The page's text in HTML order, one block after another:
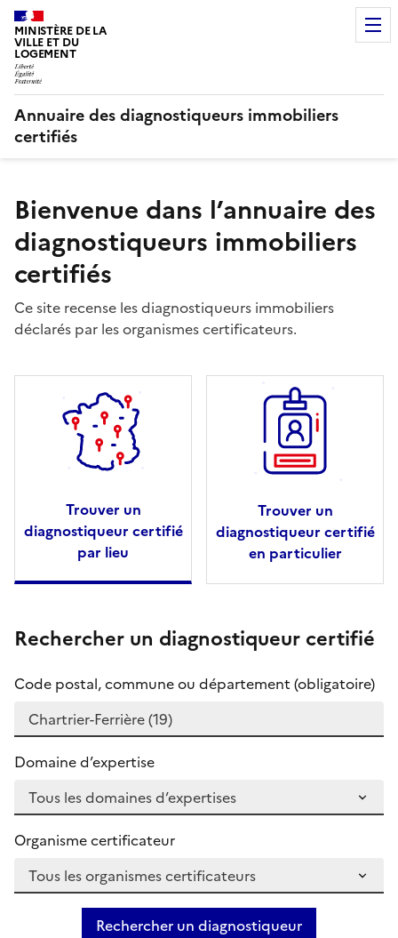
MINISTÈRE DE LA
VILLE ET DU
LOGEMENT
Annuaire des diagnostiqueurs immobiliers
certifiés
Bienvenue dans l’annuaire des
diagnostiqueurs immobiliers
certifiés
Ce site recense les diagnostiqueurs immobiliers
déclarés par les organismes certificateurs.
Trouver un
diagnostiqueur certifié
par lieu
Trouver un
diagnostiqueur certifié
en particulier
Rechercher un diagnostiqueur certifié
Code postal, commune ou département (obligatoire)
Domaine d’expertise
Organisme certificateur
Rechercher un diagnostiqueur